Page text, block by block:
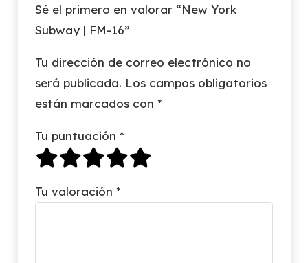
Sé el primero en valorar “New York
Subway | FM-16”
Tu dirección de correo electrónico no
será publicada. Los campos obligatorios
están marcados con *
Tu puntuación *
Tu valoración *